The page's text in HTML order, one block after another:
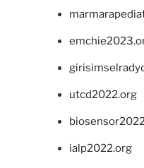
utcd2022.org
ialp2022.org